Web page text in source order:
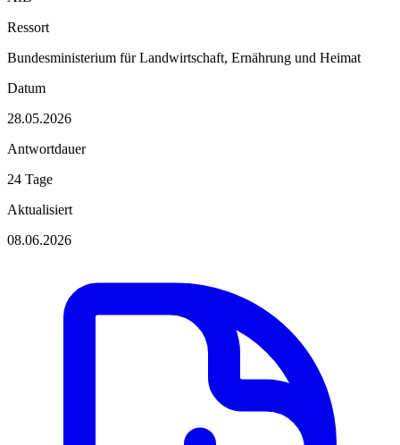
Ressort
Bundesministerium für Landwirtschaft, Ernährung und Heimat
Datum
28.05.2026
Antwortdauer
24 Tage
Aktualisiert
08.06.2026